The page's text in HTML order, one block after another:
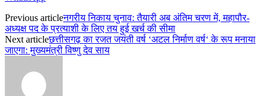
Previous articleनगरीय निकाय चुनाव: तैयारी अब अंतिम चरण में, महापौर-
अध्यक्ष पद के प्रत्याशी के लिए तय हुई खर्च की सीमा
Next articleछत्तीसगढ़ का रजत जयंती वर्ष ‘अटल निर्माण वर्ष‘ के रूप मनाया
जाएगा: मुख्यमंत्री विष्णु देव साय